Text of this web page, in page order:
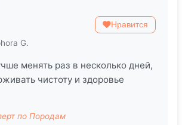
Нравится
G.
менять раз в несколько дней,
чистоту и здоровье
по Породам